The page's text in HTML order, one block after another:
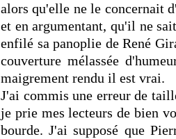
alors qu'elle ne le concernait
et en argumentant, qu'il ne
enfilé sa panoplie de René
couverture mélassée
maigrement rendu il est vrai.
J'ai commis une erreur de
je prie mes lecteurs de bien
bourde. J'ai supposé que